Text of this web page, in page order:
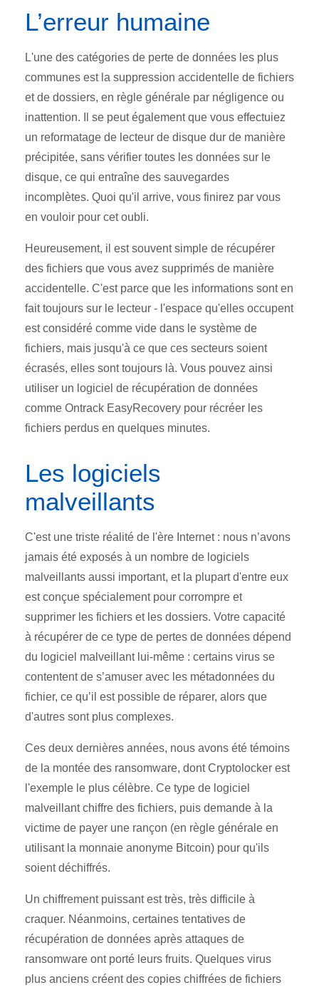
L’erreur humaine
L'une des catégories de perte de données les plus
communes est la suppression accidentelle de fichiers
et de dossiers, en règle générale par négligence ou
inattention. Il se peut également que vous effectuiez
un reformatage de lecteur de disque dur de manière
précipitée, sans vérifier toutes les données sur le
disque, ce qui entraîne des sauvegardes
incomplètes. Quoi qu'il arrive, vous finirez par vous
en vouloir pour cet oubli.
Heureusement, il est souvent simple de récupérer
des fichiers que vous avez supprimés de manière
accidentelle. C'est parce que les informations sont en
fait toujours sur le lecteur - l'espace qu'elles occupent
est considéré comme vide dans le système de
fichiers, mais jusqu'à ce que ces secteurs soient
écrasés, elles sont toujours là. Vous pouvez ainsi
utiliser un logiciel de récupération de données
comme Ontrack EasyRecovery pour récréer les
fichiers perdus en quelques minutes.
Les logiciels
malveillants
C'est une triste réalité de l'ère Internet : nous n’avons
jamais été exposés à un nombre de logiciels
malveillants aussi important, et la plupart d'entre eux
est conçue spécialement pour corrompre et
supprimer les fichiers et les dossiers. Votre capacité
à récupérer de ce type de pertes de données dépend
du logiciel malveillant lui-même : certains virus se
contentent de s’amuser avec les métadonnées du
fichier, ce qu’il est possible de réparer, alors que
d'autres sont plus complexes.
Ces deux dernières années, nous avons été témoins
de la montée des ransomware, dont Cryptolocker est
l'exemple le plus célèbre. Ce type de logiciel
malveillant chiffre des fichiers, puis demande à la
victime de payer une rançon (en règle générale en
utilisant la monnaie anonyme Bitcoin) pour qu'ils
soient déchiffrés.
Un chiffrement puissant est très, très difficile à
craquer. Néanmoins, certaines tentatives de
récupération de données après attaques de
ransomware ont porté leurs fruits. Quelques virus
plus anciens créent des copies chiffrées de fichiers